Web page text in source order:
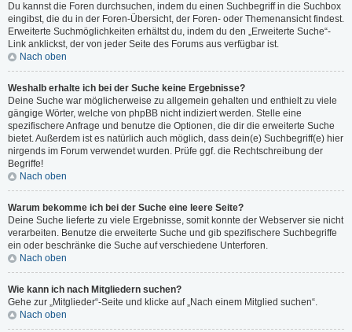
Du kannst die Foren durchsuchen, indem du einen Suchbegriff in die Suchbox
eingibst, die du in der Foren-Übersicht, der Foren- oder Themenansicht findest.
Erweiterte Suchmöglichkeiten erhältst du, indem du den „Erweiterte Suche“-
Link anklickst, der von jeder Seite des Forums aus verfügbar ist.
Nach oben
Weshalb erhalte ich bei der Suche keine Ergebnisse?
Deine Suche war möglicherweise zu allgemein gehalten und enthielt zu viele
gängige Wörter, welche von phpBB nicht indiziert werden. Stelle eine
spezifischere Anfrage und benutze die Optionen, die dir die erweiterte Suche
bietet. Außerdem ist es natürlich auch möglich, dass dein(e) Suchbegriff(e) hier
nirgends im Forum verwendet wurden. Prüfe ggf. die Rechtschreibung der
Begriffe!
Nach oben
Warum bekomme ich bei der Suche eine leere Seite?
Deine Suche lieferte zu viele Ergebnisse, somit konnte der Webserver sie nicht
verarbeiten. Benutze die erweiterte Suche und gib spezifischere Suchbegriffe
ein oder beschränke die Suche auf verschiedene Unterforen.
Nach oben
Wie kann ich nach Mitgliedern suchen?
Gehe zur „Mitglieder“-Seite und klicke auf „Nach einem Mitglied suchen“.
Nach oben